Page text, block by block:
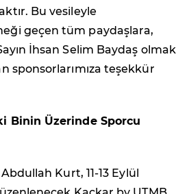
Bu vesileyle
geçen tüm paydaşlara,
İhsan Selim Baydaş olmak
sponsorlarımıza teşekkür
Binin Üzerinde Sporcu
Abdullah Kurt, 11-13 Eylül